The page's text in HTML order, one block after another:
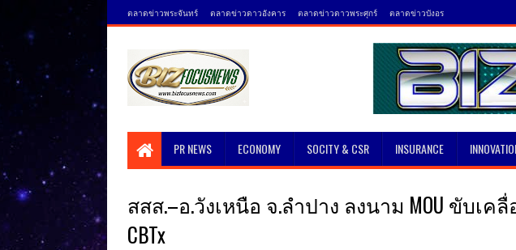
ตลาดข่าวพระจันทร์ ตลาดข่าวดาวอังคาร ตลาดข่าวดาวพระศุกร์ ตลาดข่าวบังอร
PR NEWS ECONOMY SOCITY & CSR INSURANCE
สสส.–อ.วังเหนือ จ.ลำปาง ลงนาม MOU ขับเ
CBTx